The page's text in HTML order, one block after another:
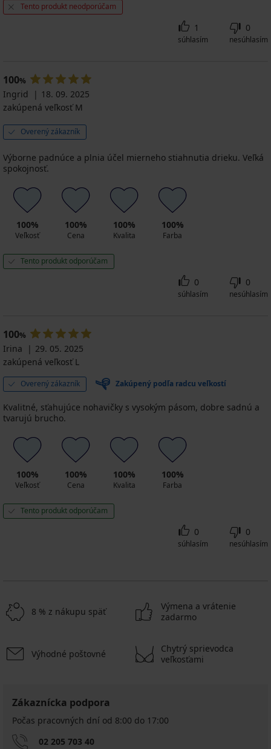
Tento produkt neodporúčam
1
súhlasím
0
nesúhlasím
100%
Ingrid
18. 09. 2025
zakúpená veľkosť M
Overený zákazník
Výborne padnúce a plnia účel mierneho stiahnutia drieku. Veľká
spokojnosť.
100%
Veľkosť
100%
Cena
100%
Kvalita
100%
Farba
Tento produkt odporúčam
0
súhlasím
0
nesúhlasím
100%
Irina
29. 05. 2025
zakúpená veľkosť L
Overený zákazník Zakúpený podľa radcu veľkostí
Kvalitné, sťahujúce nohavičky s vysokým pásom, dobre sadnú a
tvarujú brucho.
100%
Veľkosť
100%
Cena
100%
Kvalita
100%
Farba
Tento produkt odporúčam
0
súhlasím
0
nesúhlasím
8 % z nákupu späť
Výmena a vrátenie
zadarmo
Výhodné poštovné
Chytrý sprievodca
veľkosťami
Zákaznícka podpora
Počas pracovných dní od 8:00 do 17:00
02 205 703 40